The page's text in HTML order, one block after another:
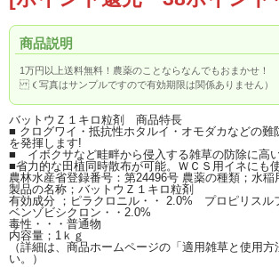
商品説明
1万円以上送料無料！農薬のことならなんでもおまかせ！
（写真はサンプルですので有効期限は関係ありません）
バットウＺ１キロ粒剤 商品特長
■ クログワイ・抵抗性ホタルイ・オモダカなどの難
を発揮します!
■ イボクサなど畦畔から侵入する雑草の防除に高い
■省力的な田植同時散布が可能。ＷＣＳ用イネにも
農林水産省登録番号：第24496号 農薬の種類；水稲
製品の名称；バットウＺ１キロ粒剤
有効成分 ；ピラクロニル・・ 2.0% プロピリス
ベンゾビシクロン・・2.0%
毒性・・・普通物
内容量；1ｋｇ
（詳細は、商品ホームページの「適用雑草と使用
い。）